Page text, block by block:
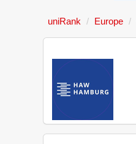
uniRank Europe